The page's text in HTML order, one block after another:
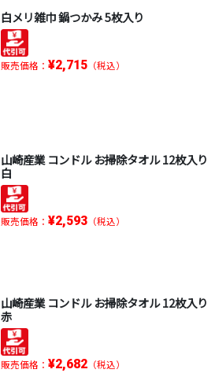
白メリ雑巾 鍋つかみ 5枚入り
販売価格： ¥2,715（税込）
山崎産業 コンドル お掃除タオル 12枚入り
白
販売価格： ¥2,593（税込）
山崎産業 コンドル お掃除タオル 12枚入り
赤
販売価格： ¥2,682（税込）